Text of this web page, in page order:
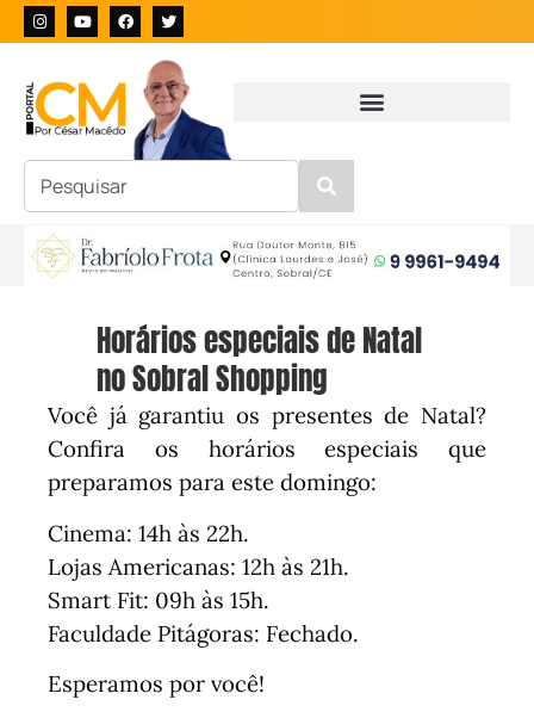
Horários especiais de Natal
no Sobral Shopping
Você já garantiu os presentes de Natal?
Confira os horários especiais que
preparamos para este domingo:
Cinema: 14h às 22h.
Lojas Americanas: 12h às 21h.
Smart Fit: 09h às 15h.
Faculdade Pitágoras: Fechado.
Esperamos por você!